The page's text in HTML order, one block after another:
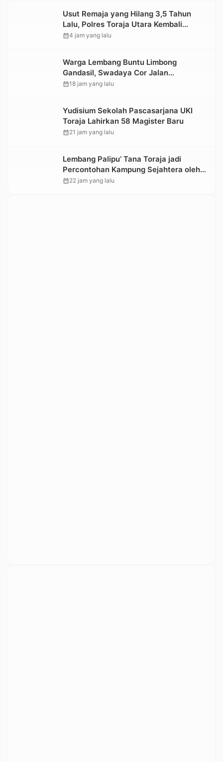
Usut Remaja yang Hilang 3,5 Tahun
Lalu, Polres Toraja Utara Kembali
Datangi TKP
calendar_month4 jam yang lalu
Warga Lembang Buntu Limbong
Gandasil, Swadaya Cor Jalan
Sepanjang 500 Meter
calendar_month18 jam yang lalu
Yudisium Sekolah Pascasarjana UKI
Toraja Lahirkan 58 Magister Baru
calendar_month21 jam yang lalu
Lembang Palipu’ Tana Toraja jadi
Percontohan Kampung Sejahtera oleh
Kemensos
calendar_month22 jam yang lalu